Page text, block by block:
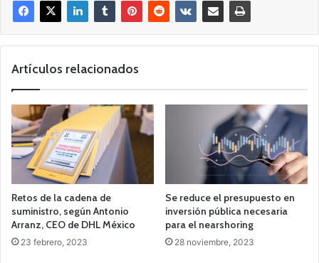
Artículos relacionados
Retos de la cadena de
suministro, según Antonio
Arranz, CEO de DHL México
23 febrero, 2023
Se reduce el presupuesto en
inversión pública necesaria
para el nearshoring
28 noviembre, 2023